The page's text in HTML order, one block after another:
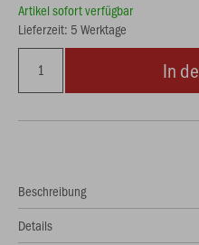
Artikel sofort verfügbar
Lieferzeit: 5 Werktage
In
Beschreibung
Details